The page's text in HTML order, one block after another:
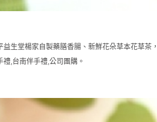
益生堂楊家自製藥膳香腸、新鮮花朵草本花草茶
禮,台南伴手禮,公司團購。